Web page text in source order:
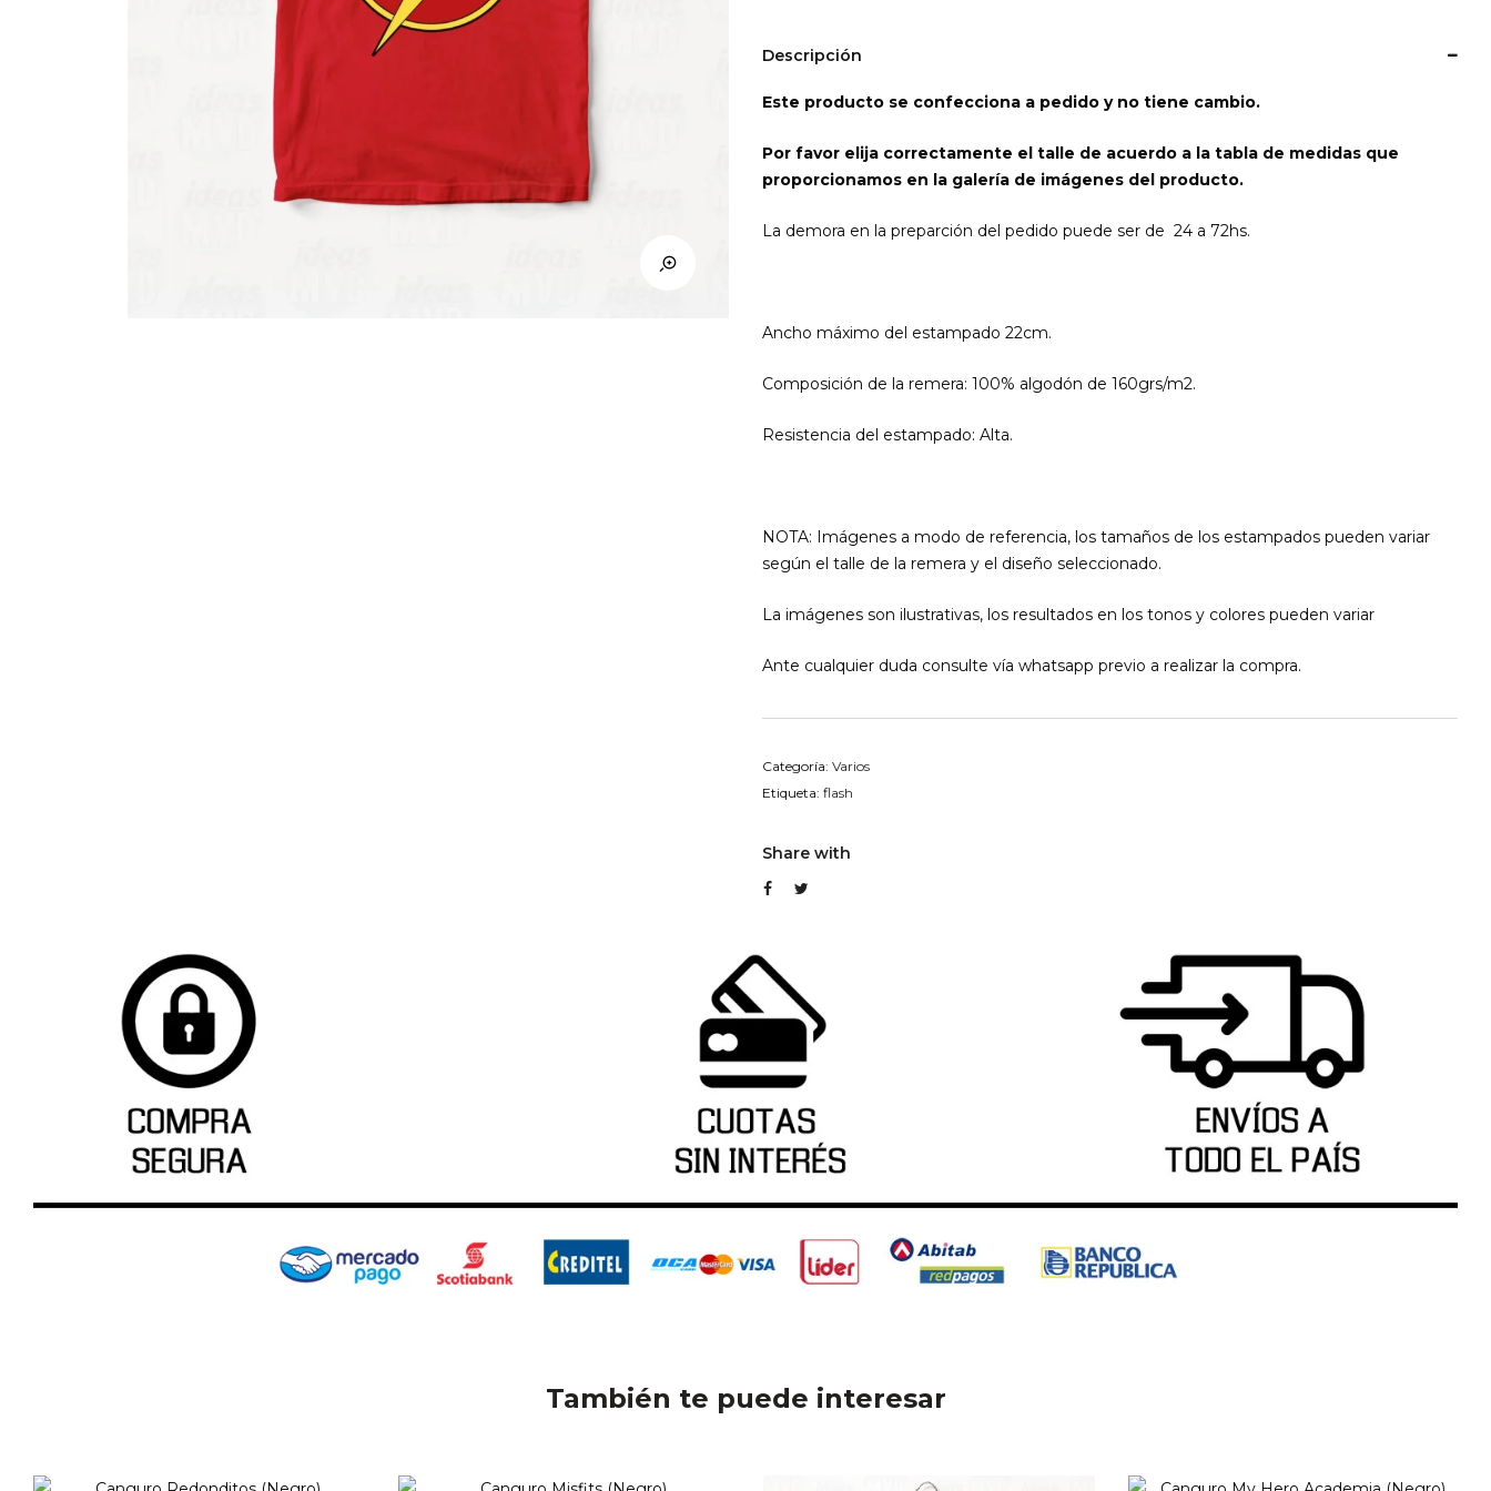
(colores)
Descripción
Este producto se confecciona a pedido y no tiene cambio.
Por favor elija correctamente el talle de acuerdo a la tabla de medidas que
proporcionamos en la galería de imágenes del producto.
La demora en la preparción del pedido puede ser de 24 a 72hs.
Ancho máximo del estampado 22cm.
Composición de la remera: 100% algodón de 160grs/m2.
Resistencia del estampado: Alta.
NOTA: Imágenes a modo de referencia, los tamaños de los estampados pueden variar
según el talle de la remera y el diseño seleccionado.
La imágenes son ilustrativas, los resultados en los tonos y colores pueden variar
Ante cualquier duda consulte vía whatsapp previo a realizar la compra.
Categoría: Varios
Etiqueta: flash
Share with
También te puede interesar